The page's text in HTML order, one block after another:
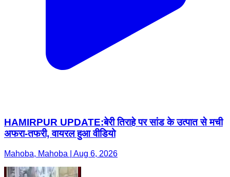
HAMIRPUR UPDATE:बेरी तिराहे पर सांड के उत्पात से मची
अफरा-तफरी, वायरल हुआ वीडियो
Mahoba, Mahoba | Aug 6, 2026